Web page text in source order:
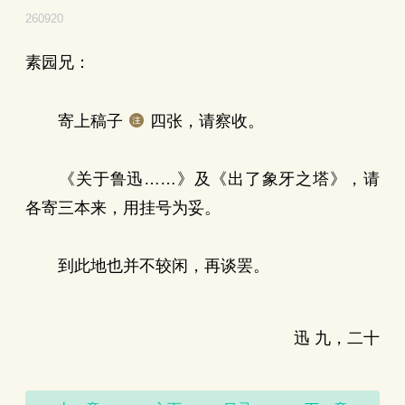
260920
素园兄：
寄上稿子 四张，请察收。
《关于鲁迅……》及《出了象牙之塔》，请
各寄三本来，用挂号为妥。
到此地也并不较闲，再谈罢。
迅 九，二十